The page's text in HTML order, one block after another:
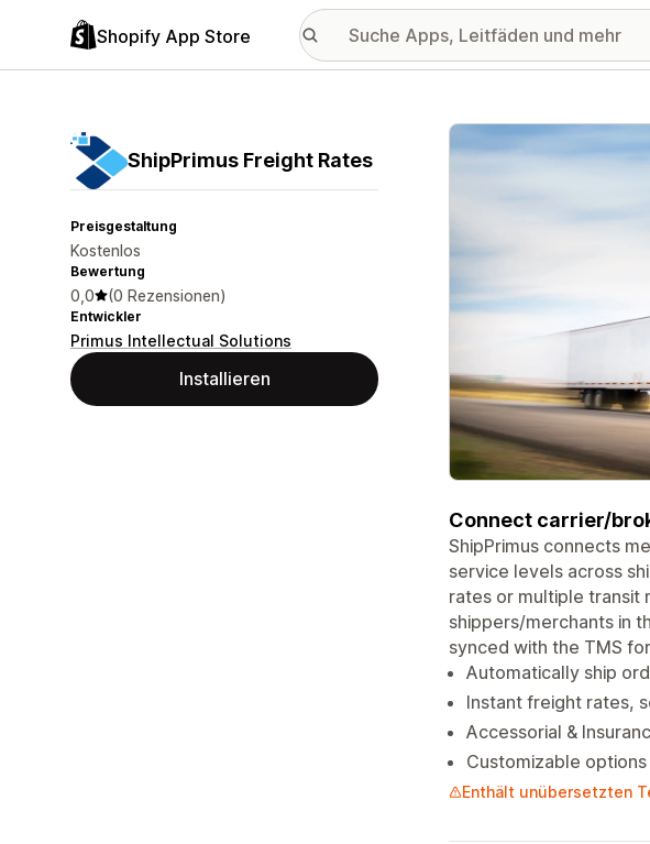
Shopify App Store
ShipPrimus Freight Rates
Preisgestaltung
Kostenlos
Bewertung
0,0 (0 Rezensionen)
Entwickler
Primus Intellectual Solutions
Installieren
Vorgestellte Bildergalerie
Connect carrier/
ShipPrimus connects
service levels across
rates or multiple transit
shippers/merchants in
synced with the TMS
Automatically ship
Instant freight rates,
Accessorial &
Customizable
Enthält unübersetzten